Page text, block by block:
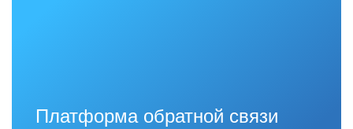
Платформа обратной связи